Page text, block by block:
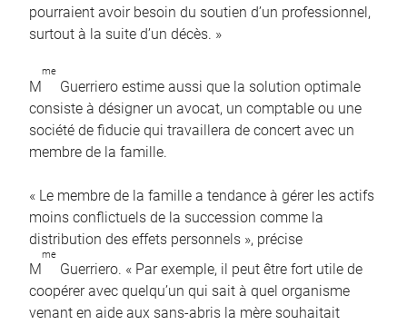
pourraient avoir besoin du soutien d’un professionnel,
surtout à la suite d’un décès. »
M
me
Guerriero estime aussi que la solution optimale
consiste à désigner un avocat, un comptable ou une
société de fiducie qui travaillera de concert avec un
membre de la famille.
« Le membre de la famille a tendance à gérer les actifs
moins conflictuels de la succession comme la
distribution des effets personnels », précise
M
me
Guerriero. « Par exemple, il peut être fort utile de
coopérer avec quelqu’un qui sait à quel organisme
venant en aide aux sans-abris la mère souhaitait